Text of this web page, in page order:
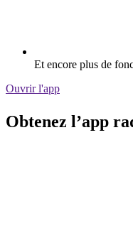
Et encore plus de
Ouvrir l'app
Obtenez l’app